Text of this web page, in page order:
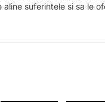
aline suferintele si sa le